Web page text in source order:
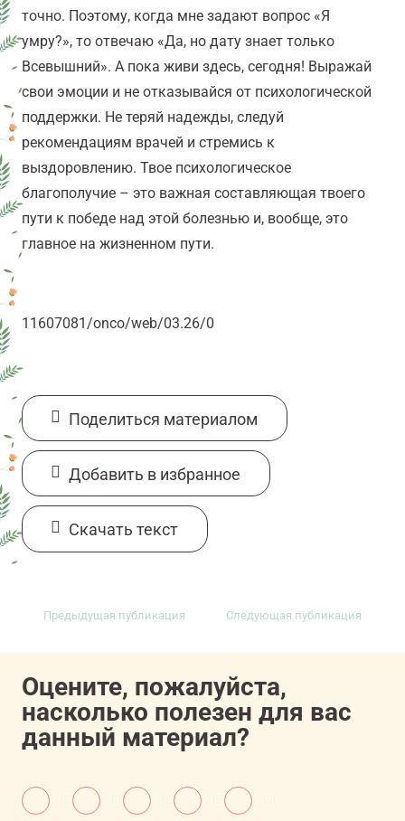
точно. Поэтому, когда мне задают вопрос «Я
умру?», то отвечаю «Да, но дату знает только
Всевышний». А пока живи здесь, сегодня! Выражай
свои эмоции и не отказывайся от психологической
поддержки. Не теряй надежды, следуй
рекомендациям врачей и стремись к
выздоровлению. Твое психологическое
благополучие – это важная составляющая твоего
пути к победе над этой болезнью и, вообще, это
главное на жизненном пути.
11607081/onco/web/03.26/0
Поделиться материалом
Добавить в избранное
Cкачать текст
Предыдущая публикация Следующая публикация
Оцените, пожалуйста,
насколько полезен для вас
данный материал?